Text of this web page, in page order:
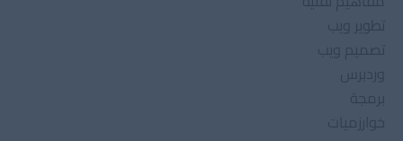
تطوير ويب
تصميم ويب
وردبرس
برمجة
خوارزميات